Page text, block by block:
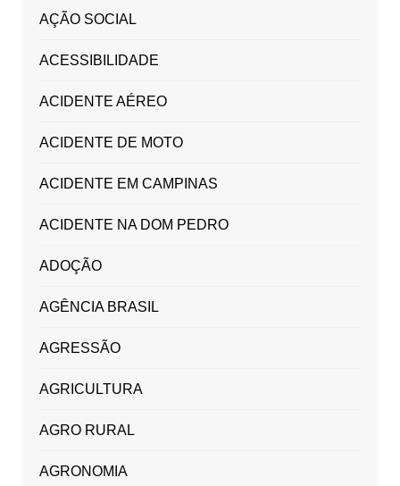
AÇÃO SOCIAL
ACESSIBILIDADE
ACIDENTE AÉREO
ACIDENTE DE MOTO
ACIDENTE EM CAMPINAS
ACIDENTE NA DOM PEDRO
ADOÇÃO
AGÊNCIA BRASIL
AGRESSÃO
AGRICULTURA
AGRO RURAL
AGRONOMIA